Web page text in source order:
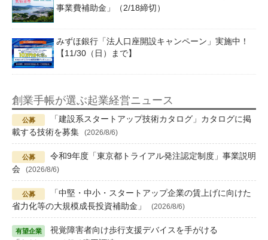
事業費補助金」（2/18締切）
みずほ銀行「法人口座開設キャンペーン」実施中！
【11/30（日）まで】
創業手帳が選ぶ起業経営ニュース
「建設系スタートアップ技術カタログ」カタログに掲
載する技術を募集
(2026/8/6)
令和9年度「東京都トライアル発注認定制度」事業説明
会
(2026/8/6)
「中堅・中小・スタートアップ企業の賃上げに向けた
省力化等の大規模成長投資補助金」
(2026/8/6)
視覚障害者向け歩行支援デバイスを手がける